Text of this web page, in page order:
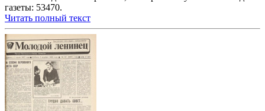
газеты: 53470.
Читать полный текст